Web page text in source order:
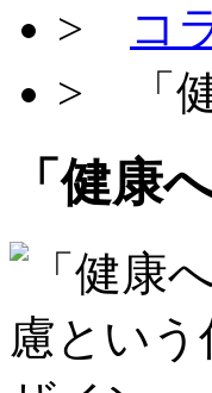
>
コ
> 「健
「健康